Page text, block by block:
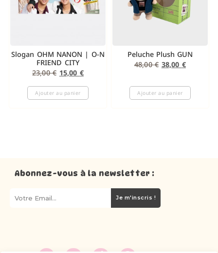
Slogan OHM NANON | O-N
FRIEND CITY
23,00€ 15,00 €
Ajouter au panier
Peluche Plush GUN
48,00€ 38,00 €
Ajouter au panier
Abonnez-vous à la newsletter :
Je m'inscris !